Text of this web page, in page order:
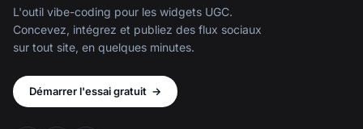
L'outil vibe-coding pour les widgets UGC.
Concevez, intégrez et publiez des flux sociaux
sur tout site, en quelques minutes.
Démarrer l'essai gratuit →